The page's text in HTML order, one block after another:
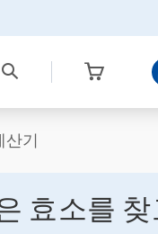
산기
효소를 찾